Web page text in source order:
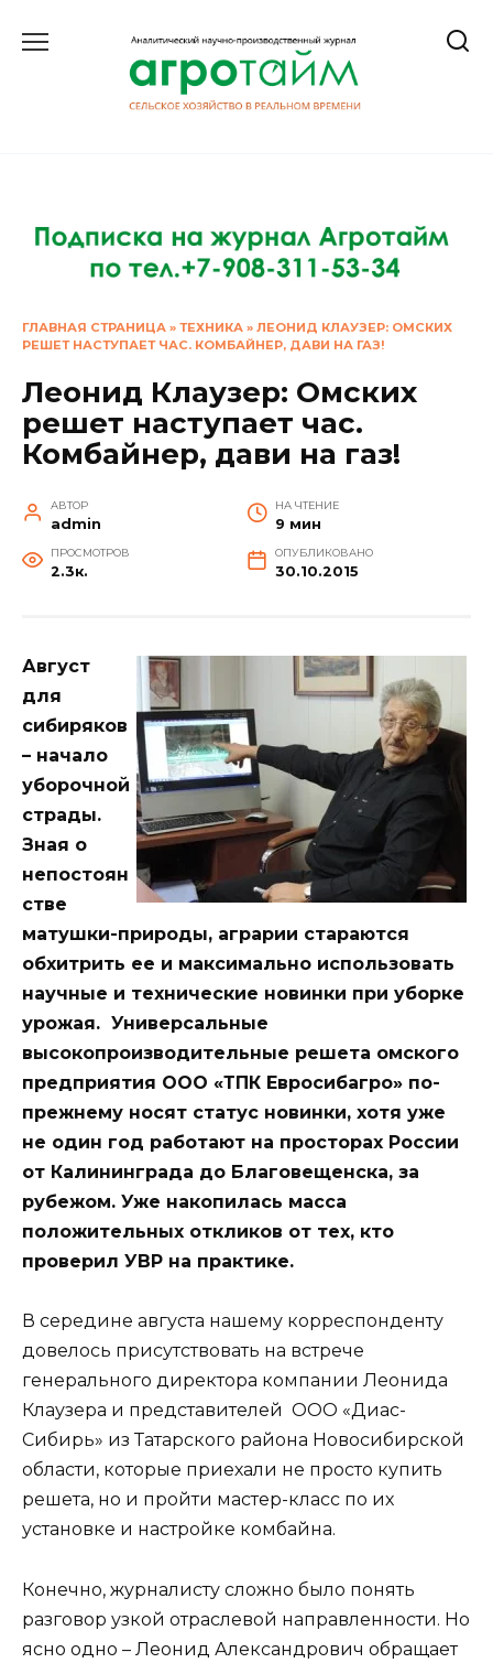
ГЛАВНАЯ СТРАНИЦА » ТЕХНИКА » ЛЕОНИД КЛАУЗЕР: ОМСКИХ
РЕШЕТ НАСТУПАЕТ ЧАС. КОМБАЙНЕР, ДАВИ НА ГАЗ!
Леонид Клаузер: Омских
решет наступает час.
Комбайнер, дави на газ!
АВТОР
admin
НА ЧТЕНИЕ
9 мин
ПРОСМОТРОВ
2.3к.
ОПУБЛИКОВАНО
30.10.2015
Август
для
сибиряков
– начало
уборочной
страды.
Зная о
непостоян
стве
матушки-природы, аграрии стараются
обхитрить ее и максимально использовать
научные и технические новинки при уборке
урожая. Универсальные
высокопроизводительные решета омского
предприятия ООО «ТПК Евросибагро» по-
прежнему носят статус новинки, хотя уже
не один год работают на просторах России
от Калининграда до Благовещенска, за
рубежом. Уже накопилась масса
положительных откликов от тех, кто
проверил УВР на практике.
В середине августа нашему корреспонденту
довелось присутствовать на встрече
генерального директора компании Леонида
Клаузера и представителей ООО «Диас-
Сибирь» из Татарского района Новосибирской
области, которые приехали не просто купить
решета, но и пройти мастер-класс по их
установке и настройке комбайна.
Конечно, журналисту сложно было понять
разговор узкой отраслевой направленности. Но
ясно одно – Леонид Александрович обращает